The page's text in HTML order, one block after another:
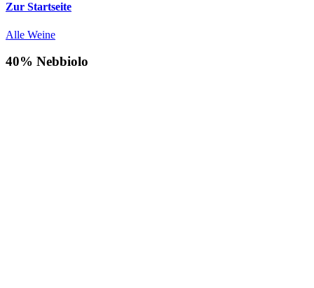
Zur Startseite
Alle Weine
40% Nebbiolo